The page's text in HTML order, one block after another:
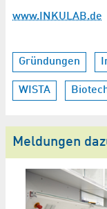
www.INKULAB.de
Gründungen
WISTA
Meldungen